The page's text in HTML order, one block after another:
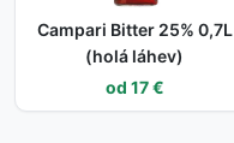
Campari Bitter 25% 0,7L
(holá láhev)
od 17 €